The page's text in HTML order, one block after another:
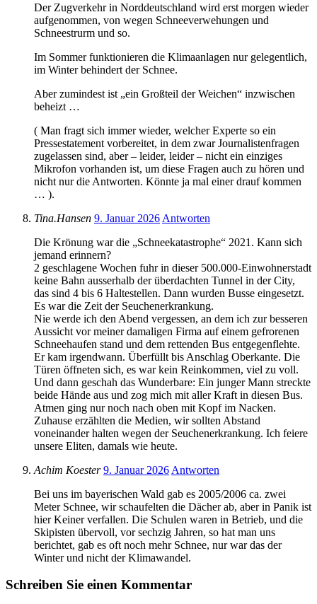
Der Zugverkehr in Norddeutschland wird erst morgen wieder
aufgenommen, von wegen Schneeverwehungen und
Schneestrurm und so.
Im Sommer funktionieren die Klimaanlagen nur gelegentlich,
im Winter behindert der Schnee.
Aber zumindest ist „ein Großteil der Weichen“ inzwischen
beheizt …
( Man fragt sich immer wieder, welcher Experte so ein
Pressestatement vorbereitet, in dem zwar Journalistenfragen
zugelassen sind, aber – leider, leider – nicht ein einziges
Mikrofon vorhanden ist, um diese Fragen auch zu hören und
nicht nur die Antworten. Könnte ja mal einer drauf kommen
… ).
Tina.Hansen 9. Januar 2026 Antworten
Die Krönung war die „Schneekatastrophe“ 2021. Kann sich
jemand erinnern?
2 geschlagene Wochen fuhr in dieser 500.000-Einwohnerstadt
keine Bahn ausserhalb der überdachten Tunnel in der City,
das sind 4 bis 6 Haltestellen. Dann wurden Busse eingesetzt.
Es war die Zeit der Seuchenerkrankung.
Nie werde ich den Abend vergessen, an dem ich zur besseren
Aussicht vor meiner damaligen Firma auf einem gefrorenen
Schneehaufen stand und dem rettenden Bus entgegenflehte.
Er kam irgendwann. Überfüllt bis Anschlag Oberkante. Die
Türen öffneten sich, es war kein Reinkommen, viel zu voll.
Und dann geschah das Wunderbare: Ein junger Mann streckte
beide Hände aus und zog mich mit aller Kraft in diesen Bus.
Atmen ging nur noch nach oben mit Kopf im Nacken.
Zuhause erzählten die Medien, wir sollten Abstand
voneinander halten wegen der Seuchenerkrankung. Ich feiere
unsere Eliten, damals wie heute.
Achim Koester 9. Januar 2026 Antworten
Bei uns im bayerischen Wald gab es 2005/2006 ca. zwei
Meter Schnee, wir schaufelten die Dächer ab, aber in Panik ist
hier Keiner verfallen. Die Schulen waren in Betrieb, und die
Skipisten übervoll, vor sechzig Jahren, so hat man uns
berichtet, gab es oft noch mehr Schnee, nur war das der
Winter und nicht der Klimawandel.
Schreiben Sie einen Kommentar